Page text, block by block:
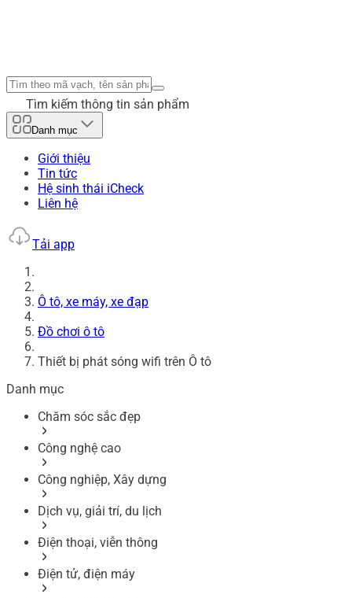
Tìm kiếm thông tin sản phẩm
Danh mục
Giới thiệu
Tin tức
Hệ sinh thái iCheck
Liên hệ
Tải app
Ô tô, xe máy, xe đạp
Đồ chơi ô tô
Thiết bị phát sóng wifi trên Ô tô
Danh mục
Chăm sóc sắc đẹp
Công nghệ cao
Công nghiệp, Xây dựng
Dịch vụ, giải trí, du lịch
Điện thoại, viễn thông
Điện tử, điện máy